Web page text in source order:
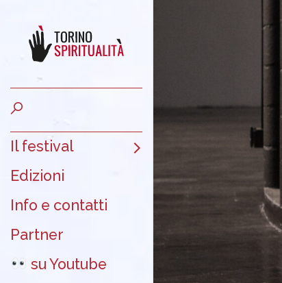
Il festival
Edizioni
Info e contatti
Partner
su Youtube